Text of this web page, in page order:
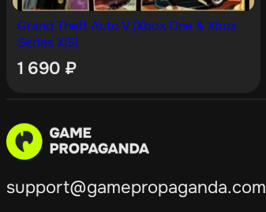
Grand Theft Auto V (Xbox One & Xbox
Series X|S)
1 690 ₽
support@gamepropaganda.com